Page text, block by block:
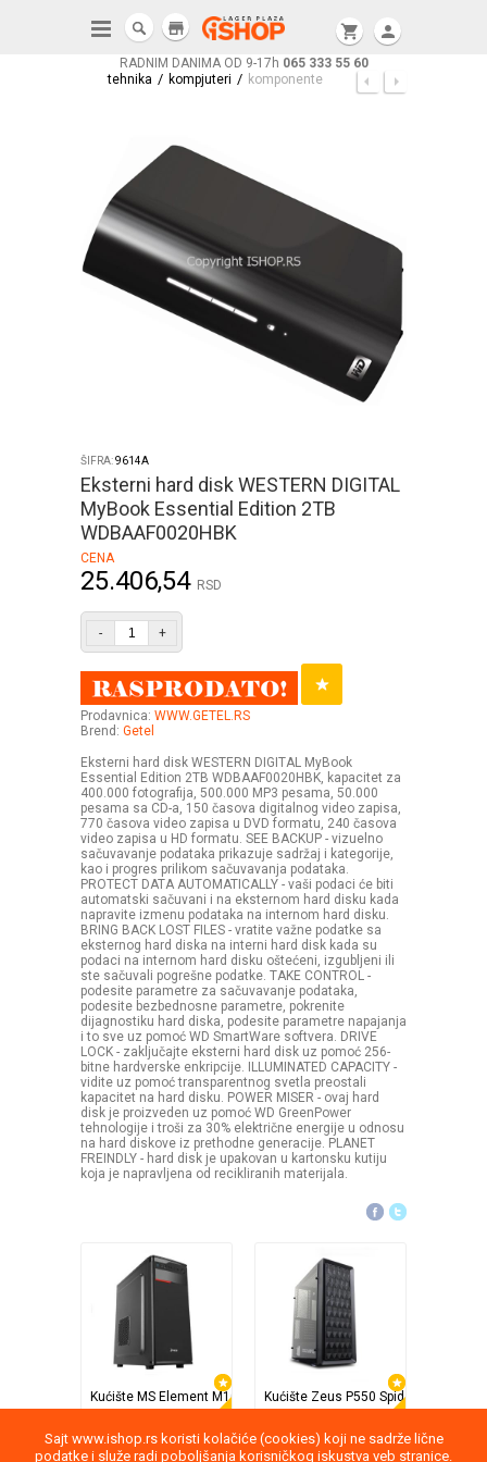
Sajt www.ishop.rs koristi kolačiće (cookies) koji ne sadrže lične
podatke i služe radi poboljšanja korisničkog iskustva veb stranice.
RADNIM DANIMA OD 9-17h 065 333 55 60
shopping_cart person
store
tehnika / kompjuteri / komponente
ŠIFRA:9614A
Eksterni hard disk WESTERN DIGITAL
MyBook Essential Edition 2TB
WDBAAF0020HBK
CENA
25.406,54 RSD
- +
Prodavnica: WWW.GETEL.RS
Brend: Getel
Eksterni hard disk WESTERN DIGITAL MyBook
Essential Edition 2TB WDBAAF0020HBK, kapacitet za
400.000 fotografija, 500.000 MP3 pesama, 50.000
pesama sa CD-a, 150 časova digitalnog video zapisa,
770 časova video zapisa u DVD formatu, 240 časova
video zapisa u HD formatu. SEE BACKUP - vizuelno
sačuvavanje podataka prikazuje sadržaj i kategorije,
kao i progres prilikom sačuvavanja podataka.
PROTECT DATA AUTOMATICALLY - vaši podaci će biti
automatski sačuvani i na eksternom hard disku kada
napravite izmenu podataka na internom hard disku.
BRING BACK LOST FILES - vratite važne podatke sa
eksternog hard diska na interni hard disk kada su
podaci na internom hard disku oštećeni, izgubljeni ili
ste sačuvali pogrešne podatke. TAKE CONTROL -
podesite parametre za sačuvavanje podataka,
podesite bezbednosne parametre, pokrenite
dijagnostiku hard diska, podesite parametre napajanja
i to sve uz pomoć WD SmartWare softvera. DRIVE
LOCK - zaključajte eksterni hard disk uz pomoć 256-
bitne hardverske enkripcije. ILLUMINATED CAPACITY -
vidite uz pomoć transparentnog svetla preostali
kapacitet na hard disku. POWER MISER - ovaj hard
disk je proizveden uz pomoć WD GreenPower
tehnologije i troši za 30% električne energije u odnosu
na hard diskove iz prethodne generacije. PLANET
FREINDLY - hard disk je upakovan u kartonsku kutiju
koja je napravljena od recikliranih materijala.
Kućište MS Element M100 bez napajanja
2.500,00 3.050,0018%
Kućište Zeus P550 Spider
5.990,00 6.299,005% CENA